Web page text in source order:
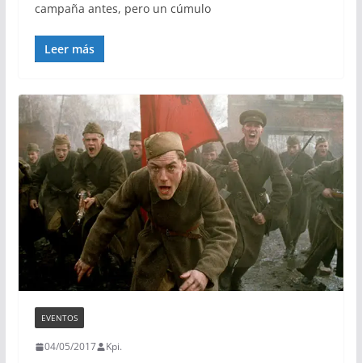
campaña antes, pero un cúmulo
Leer más
EVENTOS
04/05/2017 Kpi.